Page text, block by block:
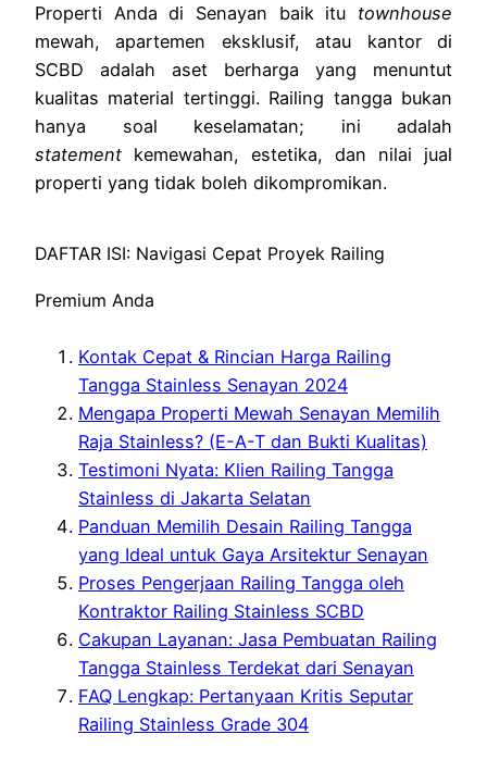
Properti Anda di Senayan baik itu townhouse
mewah, apartemen eksklusif, atau kantor di
SCBD adalah aset berharga yang menuntut
kualitas material tertinggi. Railing tangga bukan
hanya soal keselamatan; ini adalah
statement kemewahan, estetika, dan nilai jual
properti yang tidak boleh dikompromikan.
DAFTAR ISI: Navigasi Cepat Proyek Railing
Premium Anda
Kontak Cepat & Rincian Harga Railing
Tangga Stainless Senayan 2024
Mengapa Properti Mewah Senayan Memilih
Raja Stainless? (E-A-T dan Bukti Kualitas)
Testimoni Nyata: Klien Railing Tangga
Stainless di Jakarta Selatan
Panduan Memilih Desain Railing Tangga
yang Ideal untuk Gaya Arsitektur Senayan
Proses Pengerjaan Railing Tangga oleh
Kontraktor Railing Stainless SCBD
Cakupan Layanan: Jasa Pembuatan Railing
Tangga Stainless Terdekat dari Senayan
FAQ Lengkap: Pertanyaan Kritis Seputar
Railing Stainless Grade 304